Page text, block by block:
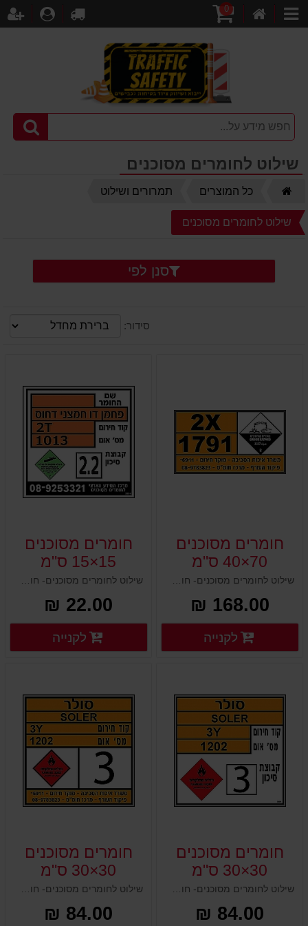
קטגוריות
קניות
0
לקופה
שילוט לחומרים מסוכנים
כל המוצרים תמרורים ושילוט
שילוט לחומרים מסוכנים
סנן לפי
סידור:
חומרים מסוכנים
70×40 ס"מ
שילוט לחומרים מסוכנים- חומרים מסוכנים 70×40 ס"מ
168.00 ₪
פרטים נוספים פרטים נוספים לקנייה
חומרים מסוכנים
15×15 ס"מ
שילוט לחומרים מסוכנים- חומרים מסוכנים 15×15 ס"מ
22.00 ₪
פרטים נוספים
לקנייה
חומרים מסוכנים
30×30 ס"מ
84.00 ₪
חומרים מסוכנים
30×30 ס"מ
84.00 ₪